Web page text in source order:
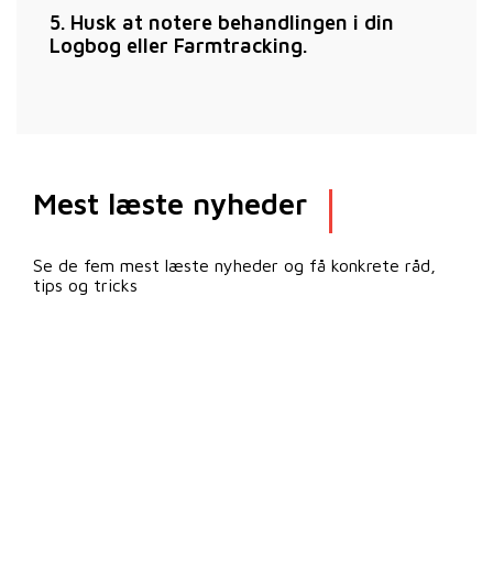
5. Husk at notere behandlingen i din
Logbog eller Farmtracking.
Mest læste nyheder
Se de fem mest læste nyheder og få konkrete råd,
tips og tricks